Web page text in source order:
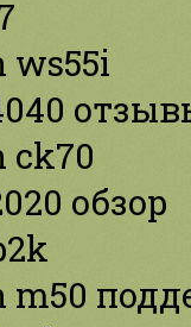
ws55i
ck70
обзор
m50